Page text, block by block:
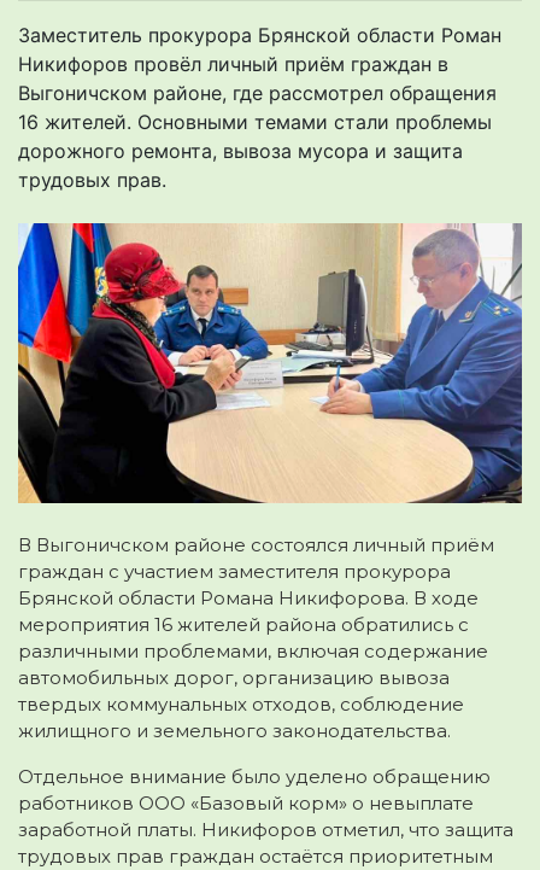
Заместитель прокурора Брянской области Роман
Никифоров провёл личный приём граждан в
Выгоничском районе, где рассмотрел обращения
16 жителей. Основными темами стали проблемы
дорожного ремонта, вывоза мусора и защита
трудовых прав.
В Выгоничском районе состоялся личный приём
граждан с участием заместителя прокурора
Брянской области Романа Никифорова. В ходе
мероприятия 16 жителей района обратились с
различными проблемами, включая содержание
автомобильных дорог, организацию вывоза
твердых коммунальных отходов, соблюдение
жилищного и земельного законодательства.
Отдельное внимание было уделено обращению
работников ООО «Базовый корм» о невыплате
заработной платы. Никифоров отметил, что защита
трудовых прав граждан остаётся приоритетным